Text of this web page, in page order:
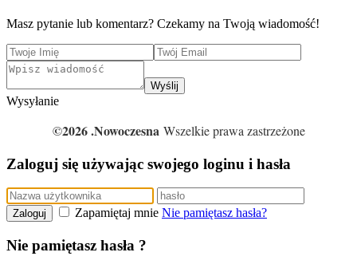
Masz pytanie lub komentarz? Czekamy na Twoją wiadomość!
Wyślij
Wysyłanie
©2026 .Nowoczesna Wszelkie prawa zastrzeżone
Zaloguj się używając swojego loginu i hasła
Zaloguj Zapamiętaj mnie Nie pamiętasz hasła?
Nie pamiętasz hasła ?